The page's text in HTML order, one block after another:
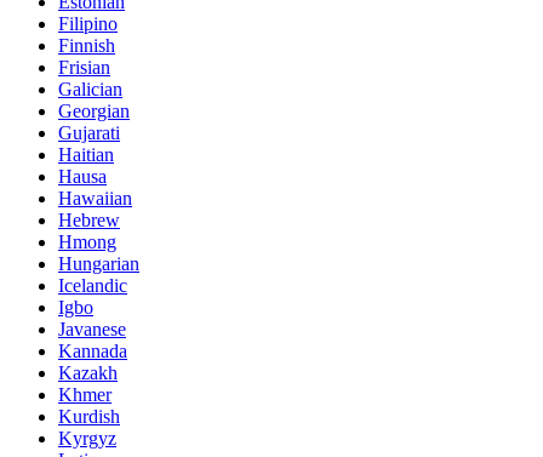
Filipino
Finnish
Frisian
Galician
Georgian
Gujarati
Haitian
Hausa
Hawaiian
Hebrew
Hmong
Hungarian
Icelandic
Igbo
Javanese
Kannada
Kazakh
Khmer
Kurdish
Kyrgyz